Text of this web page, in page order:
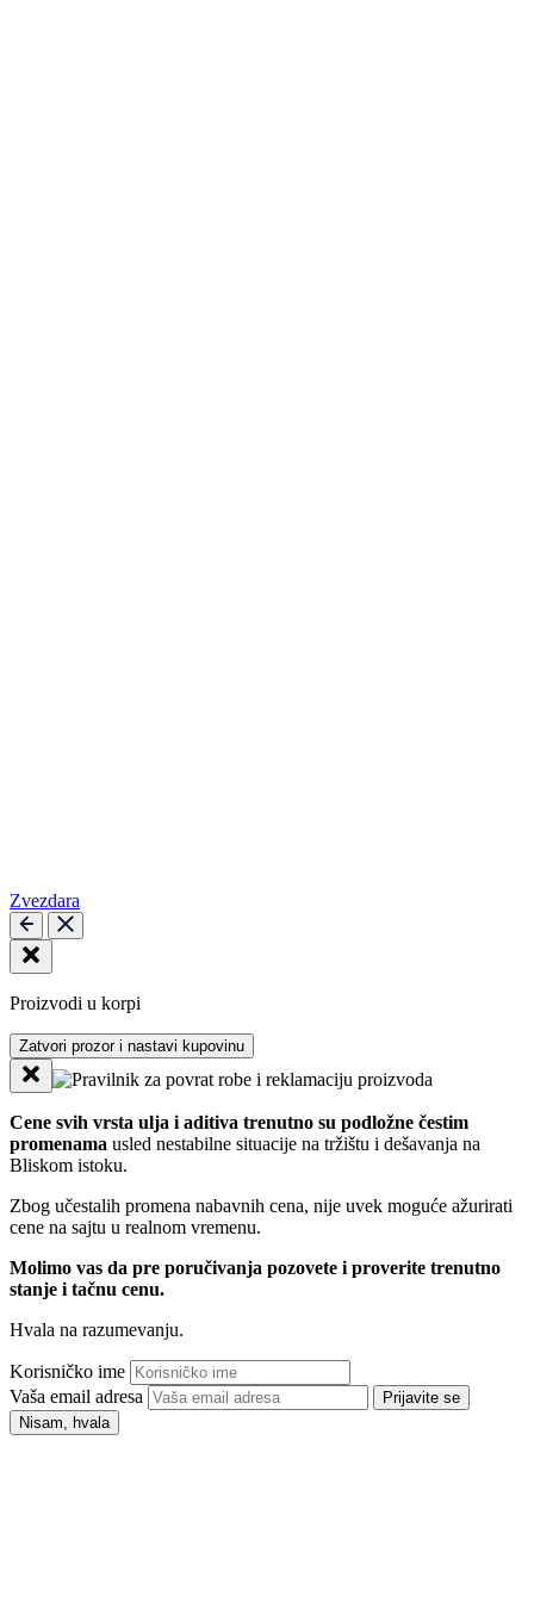
Zvezdara
Proizvodi u korpi
Zatvori prozor i nastavi kupovinu
Cene svih vrsta ulja i aditiva trenutno su podložne čestim
promenama usled nestabilne situacije na tržištu i dešavanja na
Bliskom istoku.
Zbog učestalih promena nabavnih cena, nije uvek moguće ažurirati
cene na sajtu u realnom vremenu.
Molimo vas da pre poručivanja pozovete i proverite trenutno
stanje i tačnu cenu.
Hvala na razumevanju.
Korisničko ime
Vaša email adresa
Prijavite se
Nisam, hvala